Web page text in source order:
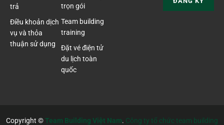
trả
Điều khoản dịch
vụ và thỏa
thuận sử dụng
trọn gói
Team building
training
Đặt vé điện tử
du lịch toàn
quốc
Copyright ©Team Building Việt Nam. Công ty tổ chức team building